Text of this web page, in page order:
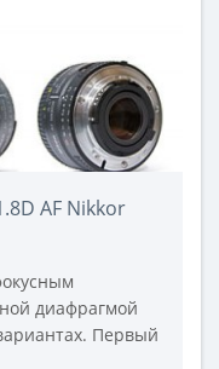
AF Nikkor
диафрагмой
Первый